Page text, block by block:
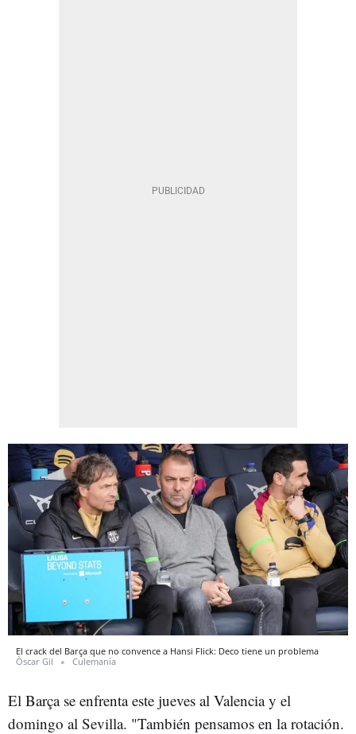
El crack del Barça que no convence a Hansi Flick: Deco tiene un problema
Òscar Gil
Culemanía
El Barça se enfrenta este jueves al Valencia y el
domingo al Sevilla. "También pensamos en la rotación.